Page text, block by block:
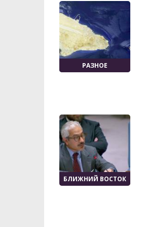
РАЗНОЕ
БЛИЖНИЙ ВОСТОК